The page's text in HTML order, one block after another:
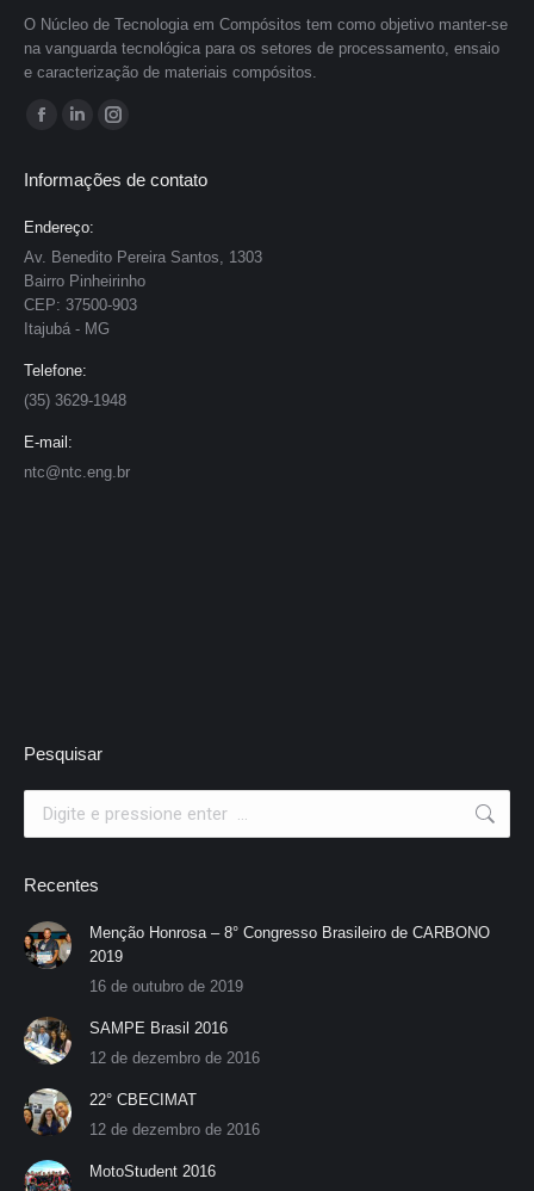
O Núcleo de Tecnologia em Compósitos tem como objetivo manter-se
na vanguarda tecnológica para os setores de processamento, ensaio
e caracterização de materiais compósitos.
Encontre-nos em:
Facebook
opens
in
new
window
Linkedin
opens
in
new
window
Instagram
opens
new
window
Informações de contato
Endereço:
Av. Benedito Pereira Santos, 1303
Bairro Pinheirinho
CEP: 37500-903
Itajubá - MG
Telefone:
(35) 3629-1948
E-mail:
ntc@ntc.eng.br
Pesquisar
Recentes
Menção Honrosa – 8° Congresso Brasileiro de CARBONO
2019
16 de outubro de 2019
SAMPE Brasil 2016
12 de dezembro de 2016
22° CBECIMAT
12 de dezembro de 2016
MotoStudent 2016